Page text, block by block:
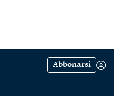
Abbonarsi